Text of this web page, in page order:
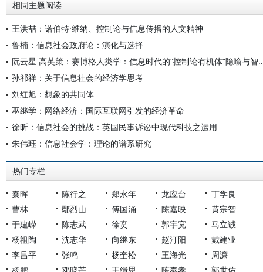
相同主题阅读
王洪喆：诺伯特·维纳、控制论与信息传播的人文精神
鲁楠：信息社会政府论：演化与选择
阮云星 高英策：赛博格人类学
孙祁祥：关于信息社会的经济学思考
刘红旭：想象的共同体
巫继学：网络经济：国际互联网引发的经济革命
徐昕：信息社会的挑战：英国民事诉讼中现代科技之运用
朱伟珏：信息社会学：理论的谱系研究
热门专栏
秦晖 陈行之 郑永年 龙应台
丁学良
曹林
鄢烈山 傅国涌 陈嘉映
黄宗智
于建嵘
陈志武 徐贲 郭宇宽
马立诚
杨祖陶
沈志华 向继东 赵汀阳
戴建业
李昌平
张鸣 杨奎松 王海光
周濂